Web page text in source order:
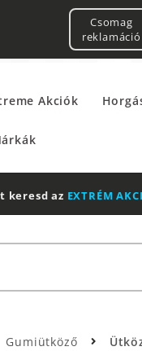
Csomag
reklamáció
Akciók
keresd az EXTRÉM
Gumiütköző